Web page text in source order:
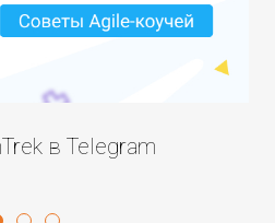
в Telegram